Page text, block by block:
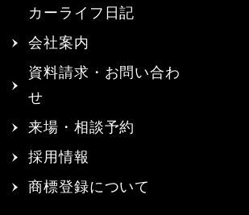
カーライフ日記
会社案内
資料請求・お問い合わ
せ
来場・相談予約
採用情報
商標登録について